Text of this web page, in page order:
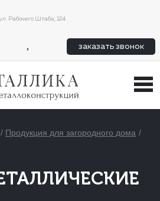
Рабочего Штаба, 124
, заказать звонок
Продукция для загородного дома